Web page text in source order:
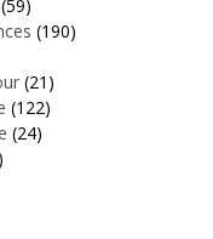
(59)
(190)
(21)
(122)
(24)